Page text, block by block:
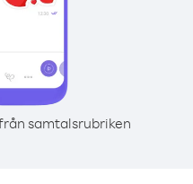
samtalsrubriken